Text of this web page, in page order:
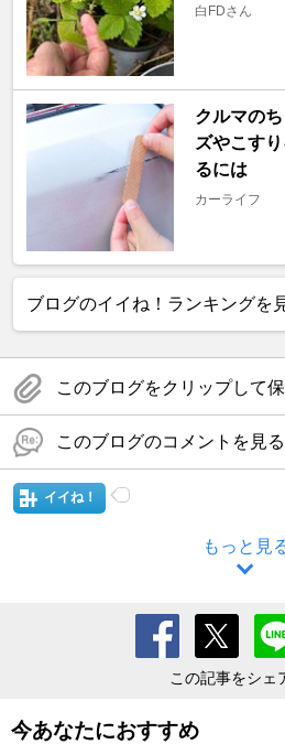
白FDさん
クルマの
ズやこす
るには
カーライフ
ブログのイイね！ランキングを
このブログをクリップして
このブログのコメントを見る
イイね！
もっと見
この記事をシェ
今あなたにおすすめ